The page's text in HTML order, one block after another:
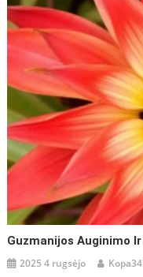
Guzmanijos Auginimo
2025 4 rugsėjo